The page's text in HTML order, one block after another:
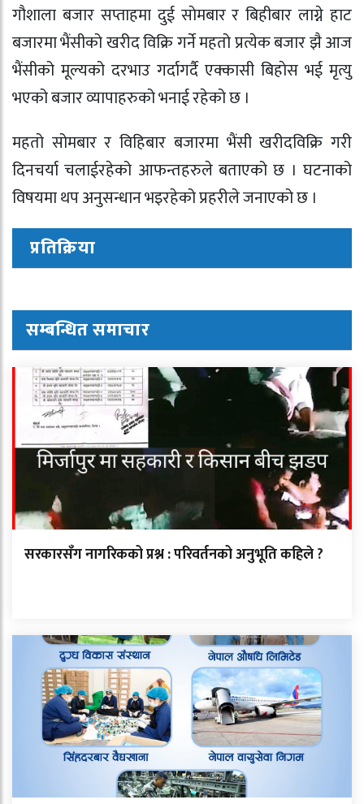
गौशाला बजार सप्ताहमा दुई साेमबार र बिहीबार लाग्ने हाट
बजारमा भैंसीको खरीद विक्रि गर्ने महतो प्रत्येक बजार झै आज
भैंसीको मूल्यको दरभाउ गर्दागर्दै एक्कासी बिहाेस भई मृत्यु
भएको बजार व्यापाहरुको भनाई रहेको छ ।
महतो सोमबार र विहिबार बजारमा भैंसी खरीदविक्रि गरी
दिनचर्या चलाईरहेको आफन्तहरुले बताएको छ । घटनाको
विषयमा थप अनुसन्धान भइरहेको प्रहरीले जनाएको छ ।
प्रतिक्रिया
सम्बन्धित समाचार
सरकारसँग नागरिकको प्रश्न : परिवर्तनको अनुभूति कहिले ?